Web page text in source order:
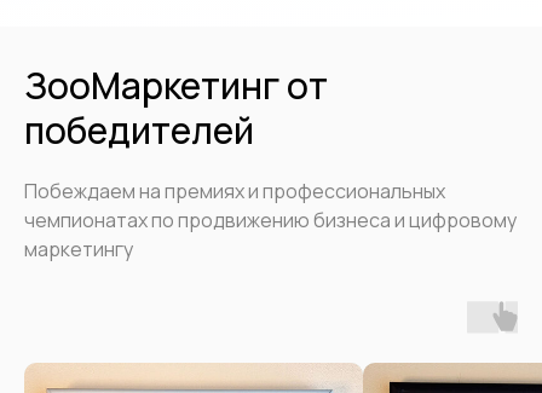
ЗооМаркетинг от
победителей
Побеждаем на премиях и профессиональных
чемпионатах по продвижению бизнеса и цифровому
маркетингу
клиентов в день